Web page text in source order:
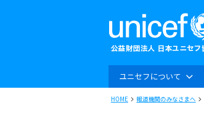
ユニセフについて
HOME 報道機関のみなさまへ